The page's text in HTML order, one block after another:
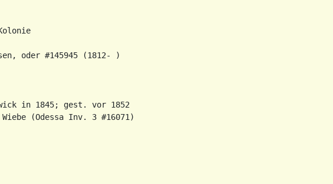
oder #145945 (1812- )
in 1845; gest. vor 1852
(Odessa Inv. 3 #16071)